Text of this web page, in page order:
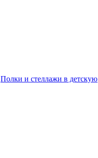
Полки и стеллажи в детскую